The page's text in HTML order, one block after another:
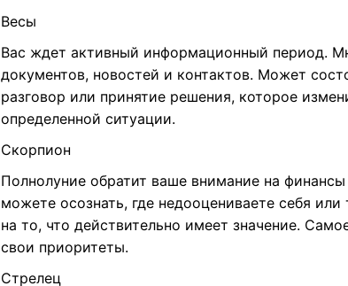
Весы
Вас ждет активный информационный период.
документов, новостей и контактов. Может
разговор или принятие решения, которое
определенной ситуации.
Скорпион
Полнолуние обратит ваше внимание на
можете осознать, где недооцениваете себя или
на то, что действительно имеет значение.
свои приоритеты.
Стрелец